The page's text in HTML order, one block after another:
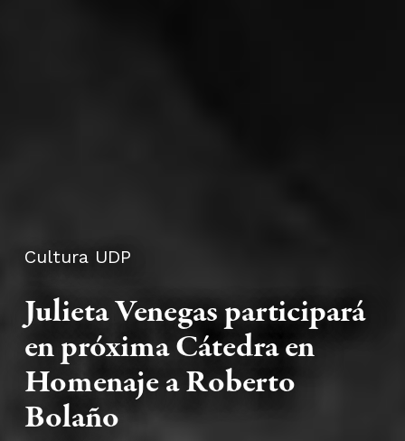
Cultura UDP
Julieta Venegas participará
en próxima Cátedra en
Homenaje a Roberto
Bolaño